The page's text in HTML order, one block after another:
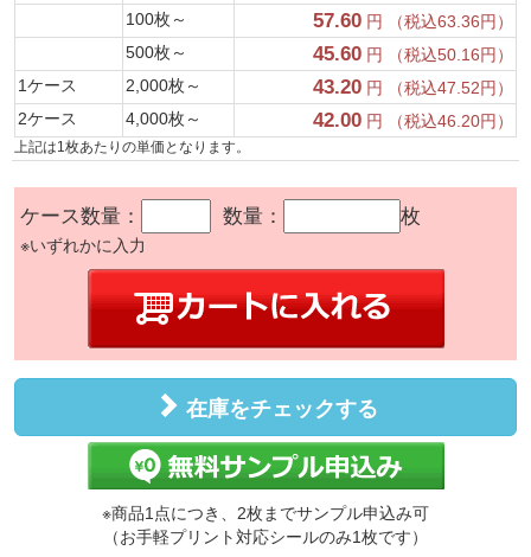
100枚～
57.60 円 （税込63.36円）
500枚～
45.60 円 （税込50.16円）
1ケース
2,000枚～ 43.20 円 （税込47.52円）
2ケース
4,000枚～ 42.00 円 （税込46.20円）
上記は1枚あたりの単価となります。
ケース数量： 数量： 枚
※いずれかに入力
在庫をチェックする
※商品1点につき、2枚までサンプル申込み可
（お手軽プリント対応シールのみ1枚です）